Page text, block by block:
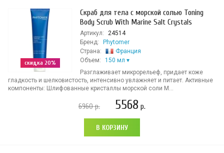
скидка 20%
Скраб для тела с морской солью Toning
Body Scrub With Marine Salt Crystals
Артикул:
24514
Бренд:
Phytomer
Страна:
Франция
Объем:
150 мл
Разглаживает микрорельеф, придает коже
гладкость и шелковистость, интенсивно увлажняет и питает. Активные
компоненты: Шлифованные кристаллы морской соли М...
6960р. 5568 р.
В КОРЗИНУ